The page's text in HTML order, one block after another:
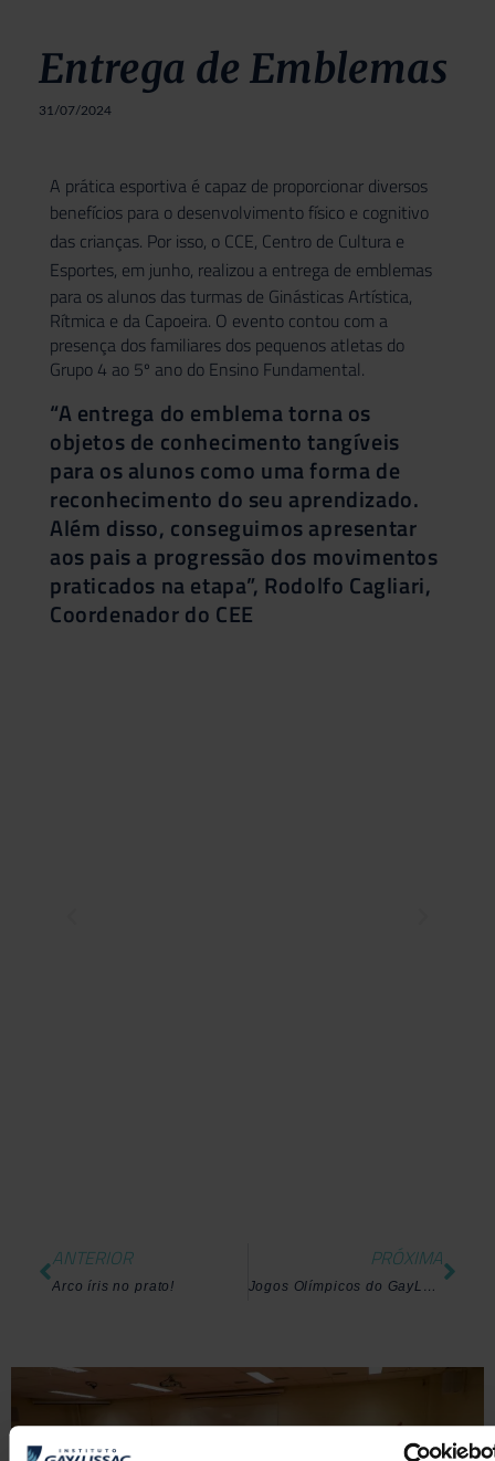
Entrega de Emblemas
31/07/2024
A prática esportiva é capaz de proporcionar diversos
benefícios para o desenvolvimento físico e cognitivo
das crianças. Por isso, o CCE, Centro de Cultura e
Esportes, em junho, realizou a entrega de emblemas
para os alunos das turmas de Ginásticas Artística,
Rítmica e da Capoeira. O evento contou com a
presença dos familiares dos pequenos atletas do
Grupo 4 ao 5º ano do Ensino Fundamental.
“A entrega do emblema torna os
objetos de conhecimento tangíveis
para os alunos como uma forma de
reconhecimento do seu aprendizado.
Além disso, conseguimos apresentar
aos pais a progressão dos movimentos
praticados na etapa”, Rodolfo Cagliari,
Coordenador do CEE
ANTERIOR
Arco íris no prato!
PRÓXIMA
Jogos Olímpicos do GayLussac!